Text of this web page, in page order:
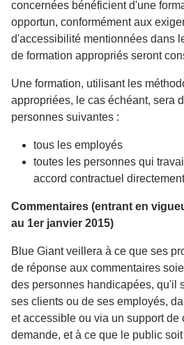
concernées bénéficient d'une
opportun, conformément aux
d'accessibilité mentionnées dans
de formation appropriés seront
Une formation, utilisant les
appropriées, le cas échéant, sera
personnes suivantes :
tous les employés
toutes les personnes qui
accord contractuel
Commentaires (entrant en
au 1er janvier 2015)
Blue Giant veillera à ce que ses
de réponse aux commentaires
des personnes handicapées, qu'il
ses clients ou de ses employés,
et accessible ou via un support de
demande, et à ce que le public